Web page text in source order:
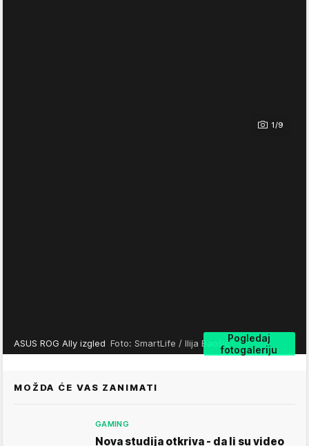
1/9
Pogledaj
fotogaleriju
ASUS ROG Ally izgled Foto: SmartLife / Ilija Baošić
MOŽDA ĆE VAS ZANIMATI
GAMING
Nova studija otkriva - da li su video